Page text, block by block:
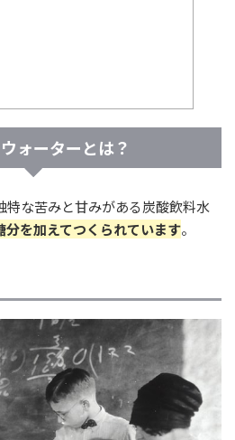
ォーターとは？
特な苦みと甘みがある炭酸飲料水
分を加えてつくられています。